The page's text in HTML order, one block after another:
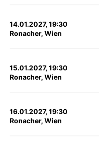
14.01.2027, 19:30
Ronacher, Wien
15.01.2027, 19:30
Ronacher, Wien
16.01.2027, 19:30
Ronacher, Wien